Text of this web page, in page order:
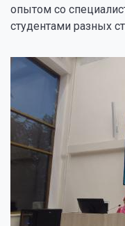
опытом со
студентами разных